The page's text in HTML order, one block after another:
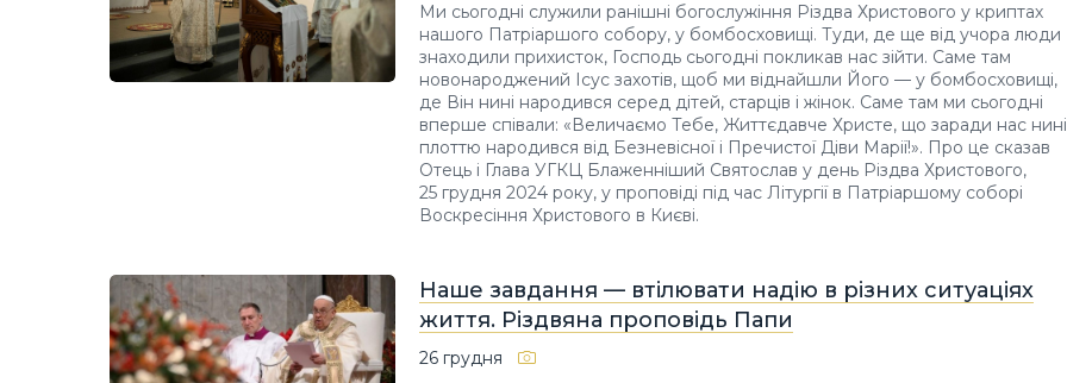
Ми сьогодні служили ранішні богослужіння Різдва Христового у криптах
нашого Патріаршого собору, у бомбосховищі. Туди, де ще від учора люди
знаходили прихисток, Господь сьогодні покликав нас зійти. Саме там
новонароджений Ісус захотів, щоб ми віднайшли Його — у бомбосховищі,
де Він нині народився серед дітей, старців і жінок. Саме там ми сьогодні
вперше співали: «Величаємо Тебе, Життєдавче Христе, що заради нас нині
плоттю народився від Безневісної і Пречистої Діви Марії!». Про це сказав
Отець і Глава УГКЦ Блаженніший Святослав у день Різдва Христового,
25 грудня 2024 року, у проповіді під час Літургії в Патріаршому соборі
Воскресіння Христового в Києві.
Наше завдання — втілювати надію в різних ситуаціях
життя. Різдвяна проповідь Папи
26 грудня